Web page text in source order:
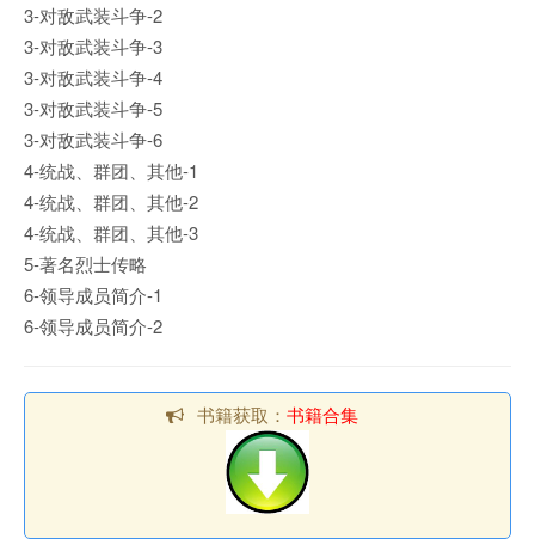
3-对敌武装斗争-2
3-对敌武装斗争-3
3-对敌武装斗争-4
3-对敌武装斗争-5
3-对敌武装斗争-6
4-统战、群团、其他-1
4-统战、群团、其他-2
4-统战、群团、其他-3
5-著名烈士传略
6-领导成员简介-1
6-领导成员简介-2
书籍获取： 书籍合集